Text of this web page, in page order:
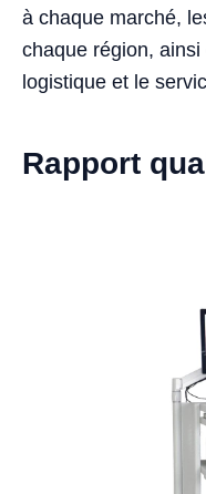
à chaque marché,
chaque région,
logistique et le
Rapport